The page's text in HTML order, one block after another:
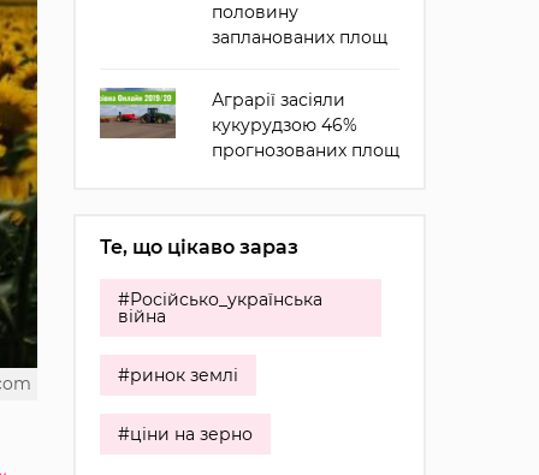
половину
запланованих площ
Аграрії засіяли
кукурудзою 46%
прогнозованих площ
Те, що цікаво зараз
#Російсько_українська
війна
#ринок землі
#ціни на зерно